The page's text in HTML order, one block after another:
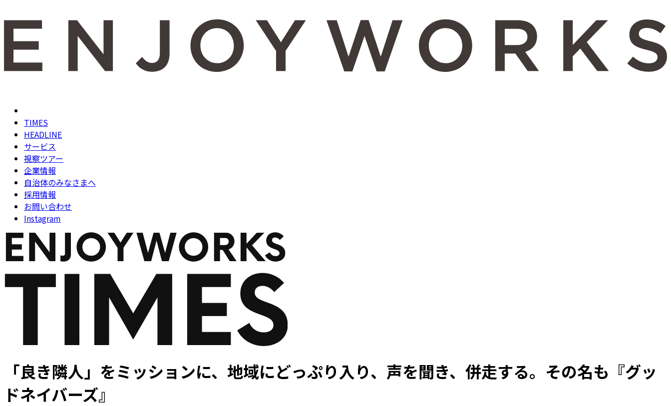
TIMES
HEADLINE
サービス
視察ツアー
企業情報
自治体のみなさまへ
採用情報
お問い合わせ
Instagram
「良き隣人」をミッションに、地域にどっぷり入り、声を聞き、併走する。その名も『グッ
ドネイバーズ』